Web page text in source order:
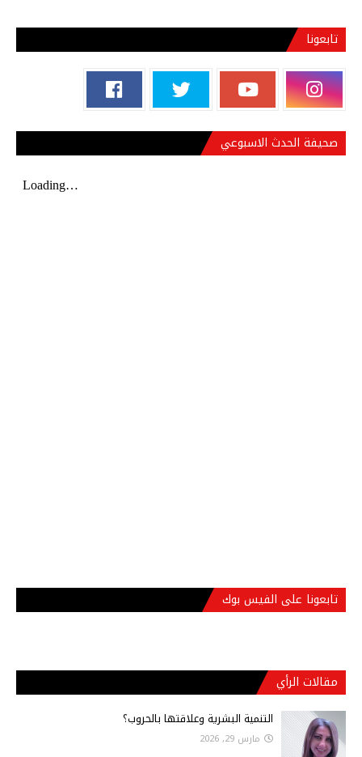
تابعونا
صحيفة الحدث الاسبوعي
تابعونا على الفيس بوك
مقالات الرأي
التنمية البشرية وعلاقتها بالحروب؟
مارس 29, 2026